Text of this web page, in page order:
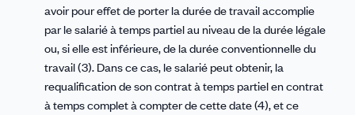
avoir pour effet de porter la durée de travail accomplie
par le salarié à temps partiel au niveau de la durée légale
ou, si elle est inférieure, de la durée conventionnelle du
travail (3). Dans ce cas, le salarié peut obtenir, la
requalification de son contrat à temps partiel en contrat
à temps complet à compter de cette date (4), et ce